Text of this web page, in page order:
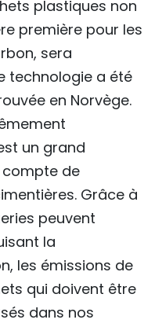
plastiques non
première pour les
sera
technologie a été
en Norvège.
un grand
de
Grâce à
peuvent
la
les émissions de
qui doivent être
dans nos